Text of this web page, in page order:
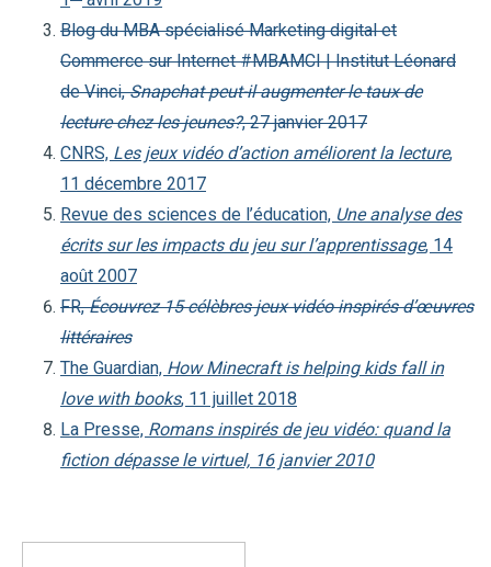
Blog du MBA spécialisé Marketing digital et
Commerce sur Internet #MBAMCI | Institut Léonard
de Vinci,Snapchat peut-il augmenter le taux de
lecture chez les jeunes?, 27 janvier 2017
CNRS, Les jeux vidéo d’action améliorent la lecture,
11 décembre 2017
Revue des sciences de l’éducation, Une analyse des
écrits sur les impacts du jeu sur l’apprentissage, 14
août 2007
FR,Écouvrez 15 célèbres jeux vidéo inspirés d’œuvres
littéraires
The Guardian, How Minecraft is helping kids fall in
love with books, 11 juillet 2018
La Presse, Romans inspirés de jeu vidéo: quand la
fiction dépasse le virtuel, 16 janvier 2010